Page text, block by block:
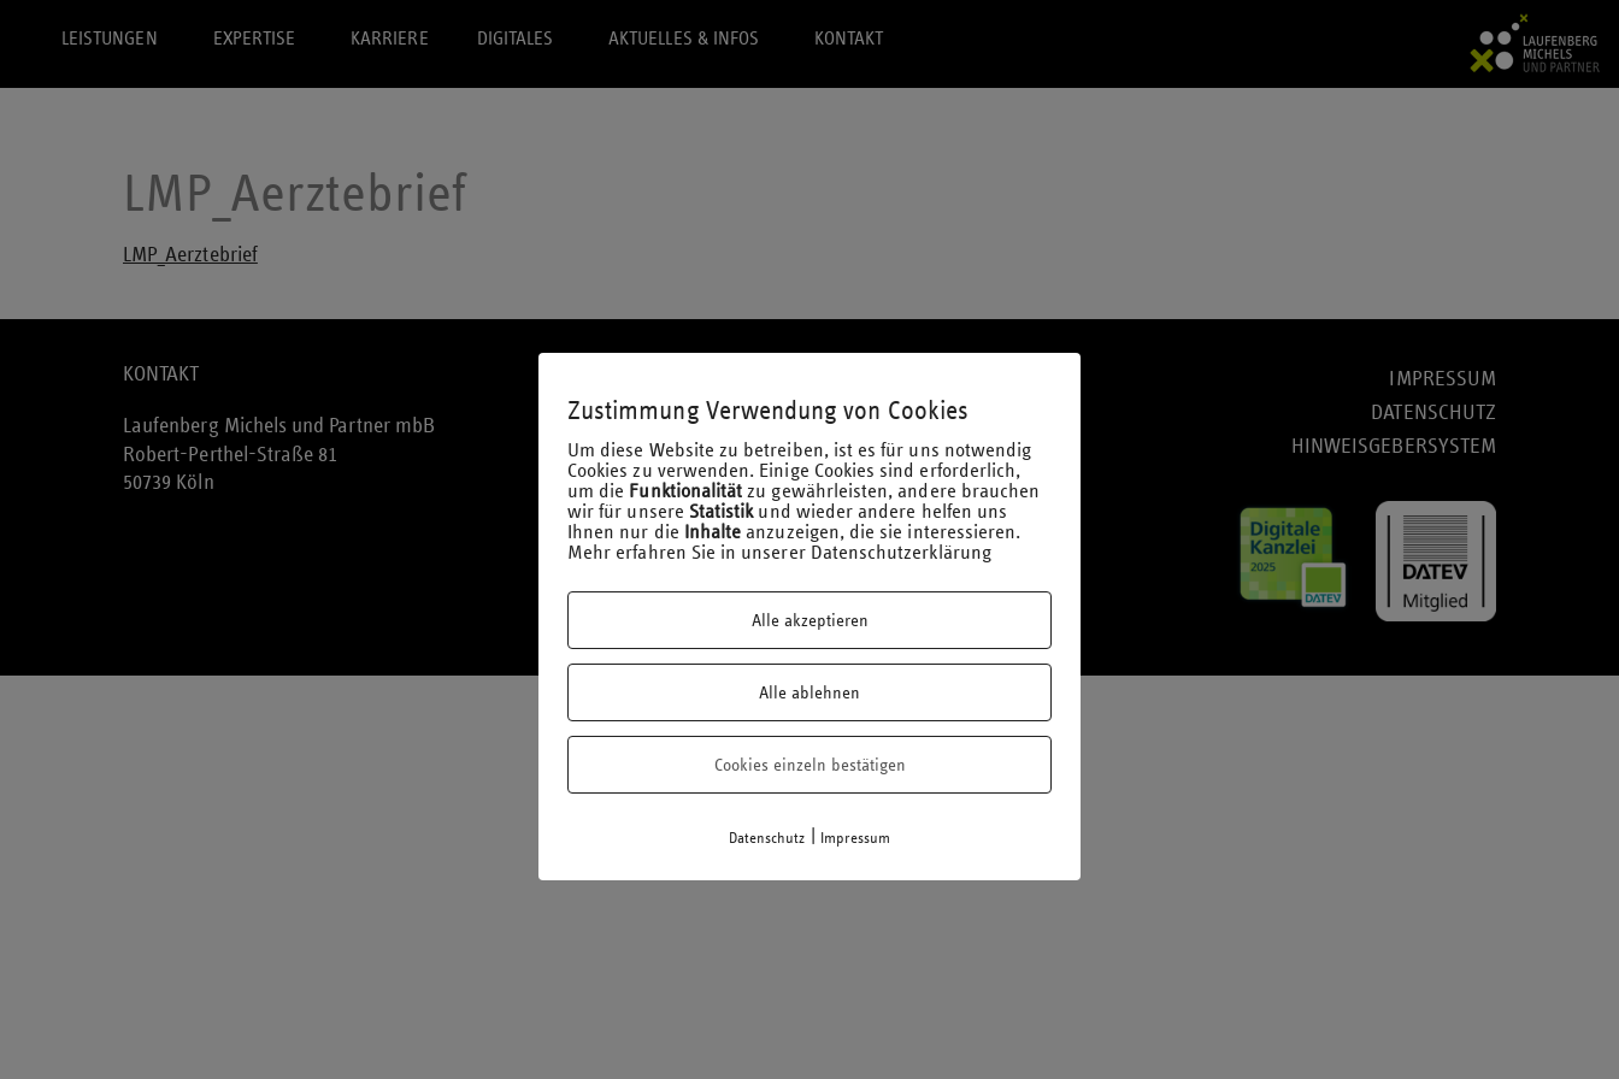
LEISTUNGEN EXPERTISE KARRIERE DIGITALES AKTUELLES & INFOS KONTAKT
LMP_Aerztebrief
LMP_Aerztebrief
KONTAKT
Laufenberg Michels und Partner mbB
Robert-Perthel-Straße 81
50739 Köln
Telefon: 02 21 / 95 74 94-0
E-Mail:office@laufmich.de
IMPRESSUM
DATENSCHUTZ
HINWEISGEBERSYSTEM
Zustimmung Verwendung von Cookies
Um diese Website zu betreiben, ist es für uns notwendig
Cookies zu verwenden. Einige Cookies sind erforderlich,
um die Funktionalität zu gewährleisten, andere brauchen
wir für unsere Statistikund wieder andere helfen uns
Ihnen nur die Inhalte anzuzeigen, die sie interessieren.
Mehr erfahren Sie in unserer Datenschutzerklärung
Alle akzeptieren
Alle ablehnen
Cookies einzeln bestätigen
Datenschutz Impressum